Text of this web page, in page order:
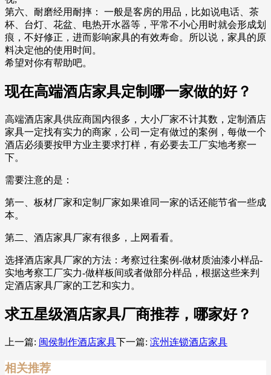
第六、耐磨经用耐摔： 一般是客房的用品，比如说电话、茶
杯、台灯、花盆、电热开水器等，平常不小心用时就会形成划
痕，不好修正，进而影响家具的有效寿命。所以说，家具的原
料决定他的使用时间。
希望对你有帮助吧。
现在高端酒店家具定制哪一家做的好？
高端酒店家具供应商国内很多，大小厂家不计其数，定制酒店
家具一定找有实力的商家，公司一定有做过的案例，每做一个
酒店必须要按甲方业主要求打样，有必要去工厂实地考察一
下。
需要注意的是：
第一、板材厂家和定制厂家如果谁同一家的话还能节省一些成
本。
第二、酒店家具厂家有很多，上网看看。
选择酒店家具厂家的方法：考察过往案例-做材质油漆小样品-
实地考察工厂实力-做样板间或者做部分样品，根据这些来判
定酒店家具厂家的工艺和实力。
求五星级酒店家具厂商推荐，哪家好？
上一篇: 闽侯制作酒店家具下一篇: 滨州连锁酒店家具
相关推荐